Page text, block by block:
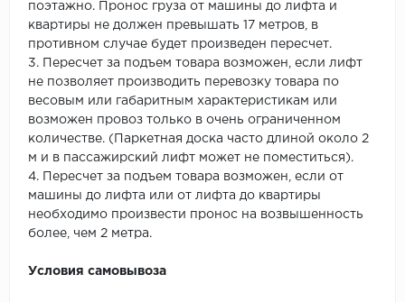
поэтажно. Пронос груза от машины до лифта и
квартиры не должен превышать 17 метров, в
противном случае будет произведен пересчет.
3. Пересчет за подъем товара возможен, если лифт
не позволяет производить перевозку товара по
весовым или габаритным характеристикам или
возможен провоз только в очень ограниченном
количестве. (Паркетная доска часто длиной около 2
м и в пассажирский лифт может не поместиться).
4. Пересчет за подъем товара возможен, если от
машины до лифта или от лифта до квартиры
необходимо произвести пронос на возвышенность
более, чем 2 метра.
Условия самовывоза